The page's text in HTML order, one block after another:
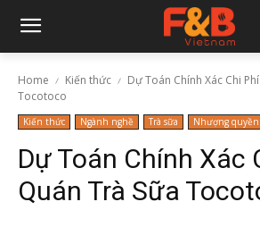
Home Kiến thức
Dự Toán Chính Xác Chi
Tocotoco
Kiến thức Ngành nghề Trà sữa Nhượng quyền
Dự Toán Chính Xác
Quán Trà Sữa